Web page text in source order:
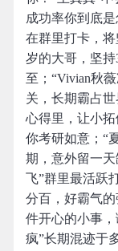
成功率你到底
在群里打卡，将
岁的大哥，坚
至；“Vivian秋
关，长期霸占
心得里，让小
你考研如意；“
期，意外留一
飞”群里最活跃
分百，好霸气
件开心的小事
疯”长期混迹于